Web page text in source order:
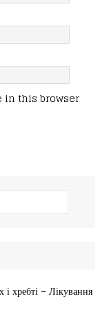
in this browser
і хребті – Лікування